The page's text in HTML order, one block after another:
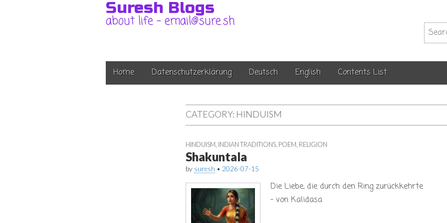
Suresh Blogs
about life – email@sure.sh
for:
Main
menu
Skip
Home Datenschutzerklärung Deutsch English Contents List
CATEGORY: HINDUISM
HINDUISM INDIAN TRADITIONS POEM RELIGION
Shakuntala
by suresh • 2026-07-15
Die Liebe, die durch den Ring zurückkehrte
– von Kalidasa